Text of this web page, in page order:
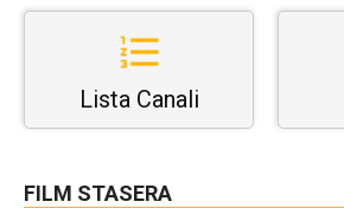
Lista Canali
FILM STASERA